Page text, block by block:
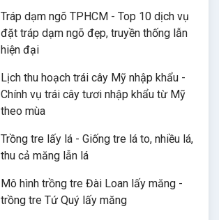
Tráp dạm ngõ TPHCM - Top 10 dịch vụ
đặt tráp dạm ngõ đẹp, truyền thống lẫn
hiện đại
Lịch thu hoạch trái cây Mỹ nhập khẩu -
Chính vụ trái cây tươi nhập khẩu từ Mỹ
theo mùa
Trồng tre lấy lá - Giống tre lá to, nhiều lá,
thu cả măng lẫn lá
Mô hình trồng tre Đài Loan lấy măng -
trồng tre Tứ Quý lấy măng